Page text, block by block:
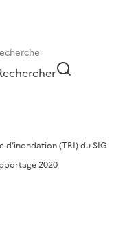
d’inondation (TRI) du SIG
2020